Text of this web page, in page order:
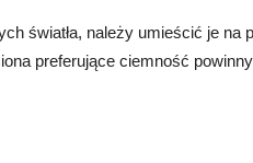
światła, należy umieścić je na
preferujące ciemność